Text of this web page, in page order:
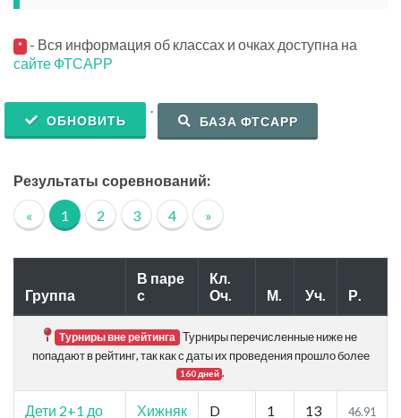
* - Вся информация об классах и очках доступна на
сайте ФТСАРР
ОБНОВИТЬ
.
БАЗА ФТСАРР
Результаты соревнований:
« 1 2 3 4 »
Группа
В паре
с
Кл.
Оч.
М. Уч. Р.
Турниры вне рейтинга Турниры перечисленные ниже не
попадают в рейтинг, так как с даты их проведения прошло более
160 дней .
Дети 2+1 до
Хижняк
D
1 13 46.91